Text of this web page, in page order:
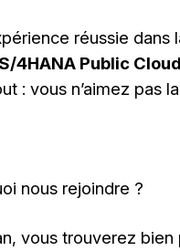
réussie dans
S/4HANA Public Cloud
: vous n’aimez pas
nous rejoindre ?
vous trouverez bien